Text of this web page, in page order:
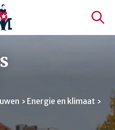
Energie en klimaat